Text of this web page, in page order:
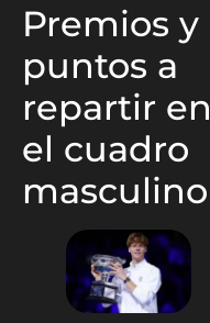
Premios y
puntos a
repartir en
el cuadro
masculino